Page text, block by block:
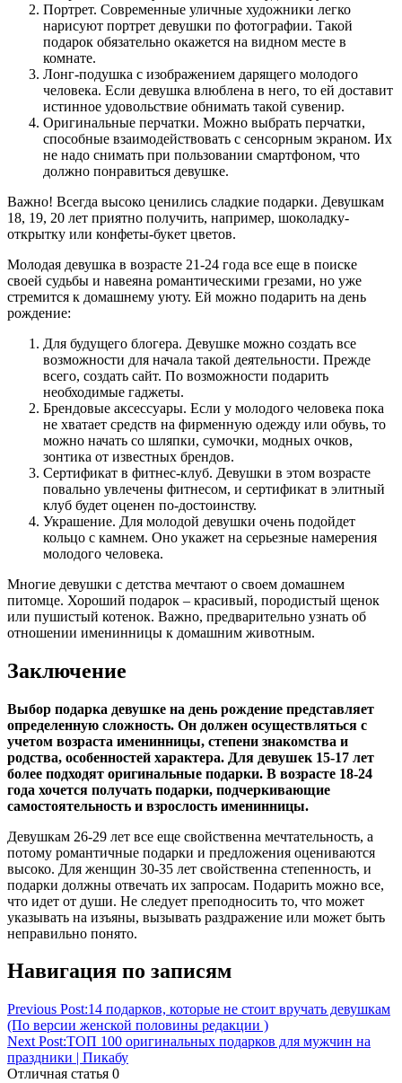
Портрет. Современные уличные художники легко
нарисуют портрет девушки по фотографии. Такой
подарок обязательно окажется на видном месте в
комнате.
Лонг-подушка с изображением дарящего молодого
человека. Если девушка влюблена в него, то ей доставит
истинное удовольствие обнимать такой сувенир.
Оригинальные перчатки. Можно выбрать перчатки,
способные взаимодействовать с сенсорным экраном. Их
не надо снимать при пользовании смартфоном, что
должно понравиться девушке.
Важно! Всегда высоко ценились сладкие подарки. Девушкам
18, 19, 20 лет приятно получить, например, шоколадку-
открытку или конфеты-букет цветов.
Молодая девушка в возрасте 21-24 года все еще в поиске
своей судьбы и навеяна романтическими грезами, но уже
стремится к домашнему уюту. Ей можно подарить на день
рождение:
Для будущего блогера. Девушке можно создать все
возможности для начала такой деятельности. Прежде
всего, создать сайт. По возможности подарить
необходимые гаджеты.
Брендовые аксессуары. Если у молодого человека пока
не хватает средств на фирменную одежду или обувь, то
можно начать со шляпки, сумочки, модных очков,
зонтика от известных брендов.
Сертификат в фитнес-клуб. Девушки в этом возрасте
повально увлечены фитнесом, и сертификат в элитный
клуб будет оценен по-достоинству.
Украшение. Для молодой девушки очень подойдет
кольцо с камнем. Оно укажет на серьезные намерения
молодого человека.
Многие девушки с детства мечтают о своем домашнем
питомце. Хороший подарок – красивый, породистый щенок
или пушистый котенок. Важно, предварительно узнать об
отношении именинницы к домашним животным.
Заключение
Выбор подарка девушке на день рождение представляет
определенную сложность. Он должен осуществляться с
учетом возраста именинницы, степени знакомства и
родства, особенностей характера. Для девушек 15-17 лет
более подходят оригинальные подарки. В возрасте 18-24
года хочется получать подарки, подчеркивающие
самостоятельность и взрослость именинницы.
Девушкам 26-29 лет все еще свойственна мечтательность, а
потому романтичные подарки и предложения оцениваются
высоко. Для женщин 30-35 лет свойственна степенность, и
подарки должны отвечать их запросам. Подарить можно все,
что идет от души. Не следует преподносить то, что может
указывать на изъяны, вызывать раздражение или может быть
неправильно понято.
ПокупкиСтатьи
наших
Навигация по записям
Previous Post:14 подарков, которые не стоит вручать девушкам
(По версии женской половины редакции )
Next Post:ТОП 100 оригинальных подарков для мужчин на
праздники | Пикабу
Отличная статья 0